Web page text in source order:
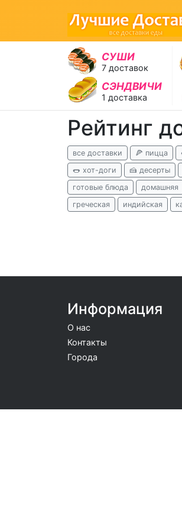
СУШИ
7 доставок
СЭНДВИЧИ
1 доставка
Рейтинг
все доставки 🍕 пицца
🌭 хот-доги
🍰 десерты
готовые блюда
домашняя
греческая
индийская
Информация
О нас
Контакты
Города